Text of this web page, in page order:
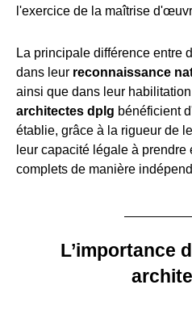
l'exercice de la maîtrise
La principale différence entre
dans leur reconnaissance
ainsi que dans leur
architectes dplg bénéficient
établie, grâce à la rigueur de
leur capacité légale à
complets de manière
L’importance